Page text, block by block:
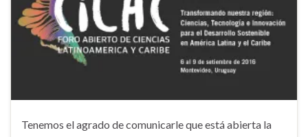
Tenemos el agrado de comunicarle que está abierta la